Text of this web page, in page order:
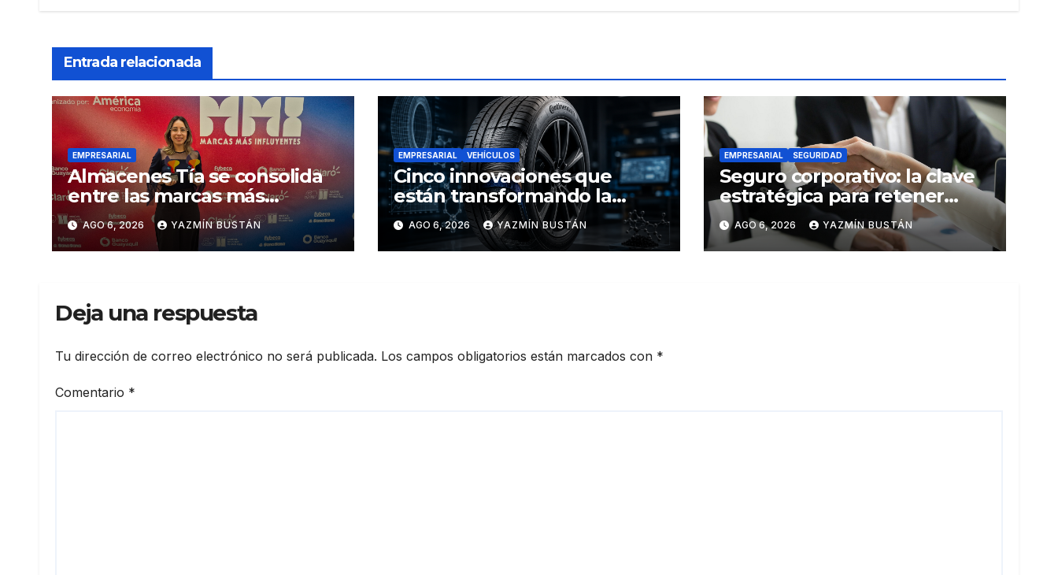
Entrada relacionada
EMPRESARIAL
Almacenes Tía se consolida
entre las marcas más
influyentes del Ecuador
AGO 6, 2026 YAZMÍN BUSTÁN
EMPRESARIAL VEHÍCULOS
Cinco innovaciones que
están transformando la
industria de los neumáticos y
redefinen el futuro de la
movilidad
AGO 6, 2026 YAZMÍN BUSTÁN
EMPRESARIAL SEGURIDAD
Seguro corporativo: la clave
estratégica para retener
talento en Ecuador
AGO 6, 2026 YAZMÍN BUSTÁN
Deja una respuesta
Tu dirección de correo electrónico no será publicada. Los campos obligatorios están marcados con *
Comentario *